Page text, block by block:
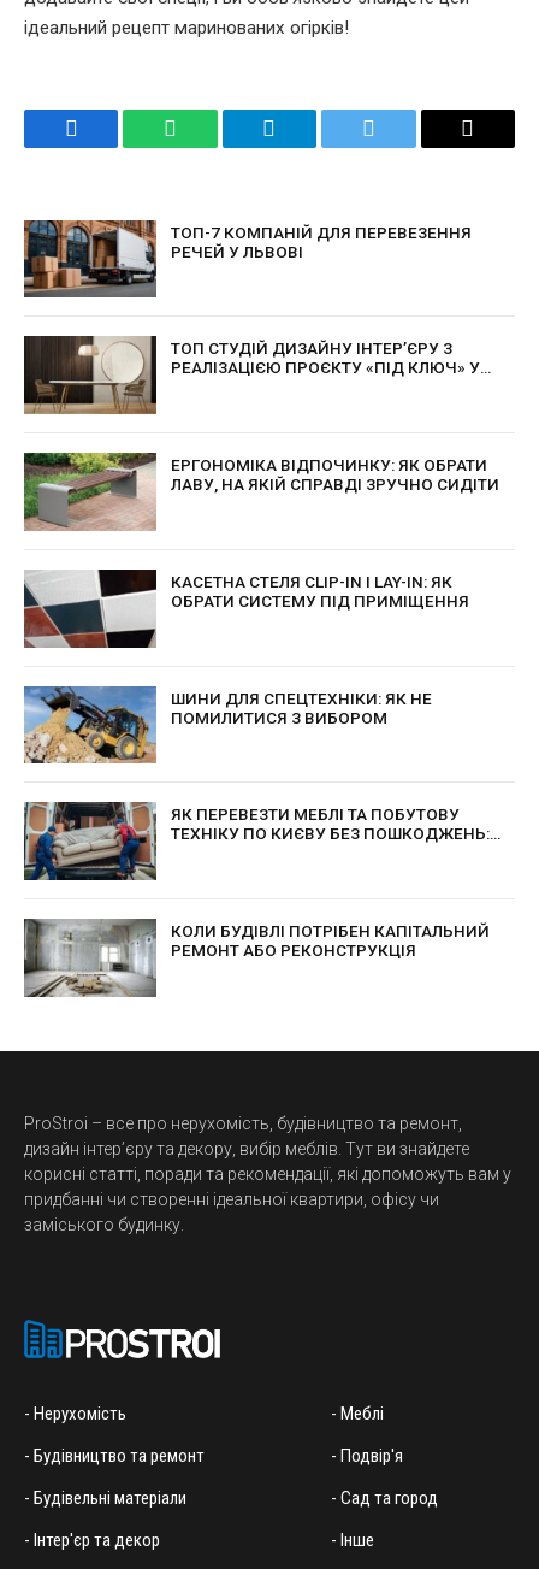
ідеальний рецепт маринованих огірків!
Facebook WhatsApp Telegram Twitter Email
ТОП-7 КОМПАНІЙ ДЛЯ ПЕРЕВЕЗЕННЯ
РЕЧЕЙ У ЛЬВОВІ
ТОП СТУДІЙ ДИЗАЙНУ ІНТЕР’ЄРУ З
РЕАЛІЗАЦІЄЮ ПРОЄКТУ «ПІД КЛЮЧ» У
ЕРГОНОМІКА ВІДПОЧИНКУ: ЯК ОБРАТИ
ЛАВУ, НА ЯКІЙ СПРАВДІ ЗРУЧНО СИДІТИ
КАСЕТНА СТЕЛЯ CLIP-IN І LAY-IN: ЯК
ОБРАТИ СИСТЕМУ ПІД ПРИМІЩЕННЯ
ШИНИ ДЛЯ СПЕЦТЕХНІКИ: ЯК НЕ
ПОМИЛИТИСЯ З ВИБОРОМ
ЯК ПЕРЕВЕЗТИ МЕБЛІ ТА ПОБУТОВУ
ТЕХНІКУ ПО КИЄВУ БЕЗ ПОШКОДЖЕНЬ:
КОЛИ БУДІВЛІ ПОТРІБЕН КАПІТАЛЬНИЙ
РЕМОНТ АБО РЕКОНСТРУКЦІЯ
- Нерухомість
- Будівництво та ремонт
- Будівельні матеріали
- Інтер'єр та декор
- Меблі
- Подвір'я
- Сад та город
- Інше
ProStroi – все про нерухомість, будівництво та ремонт,
дизайн інтер’єру та декору, вибір меблів. Тут ви знайдете
корисні статті, поради та рекомендації, які допоможуть вам у
придбанні чи створенні ідеальної квартири, офісу чи
заміського будинку.